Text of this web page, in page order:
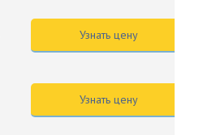
Узнать цену
Узнать цену